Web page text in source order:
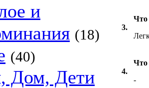
и
(18)
(40)
Дом, Дети
3.
Что
4.
Что
-